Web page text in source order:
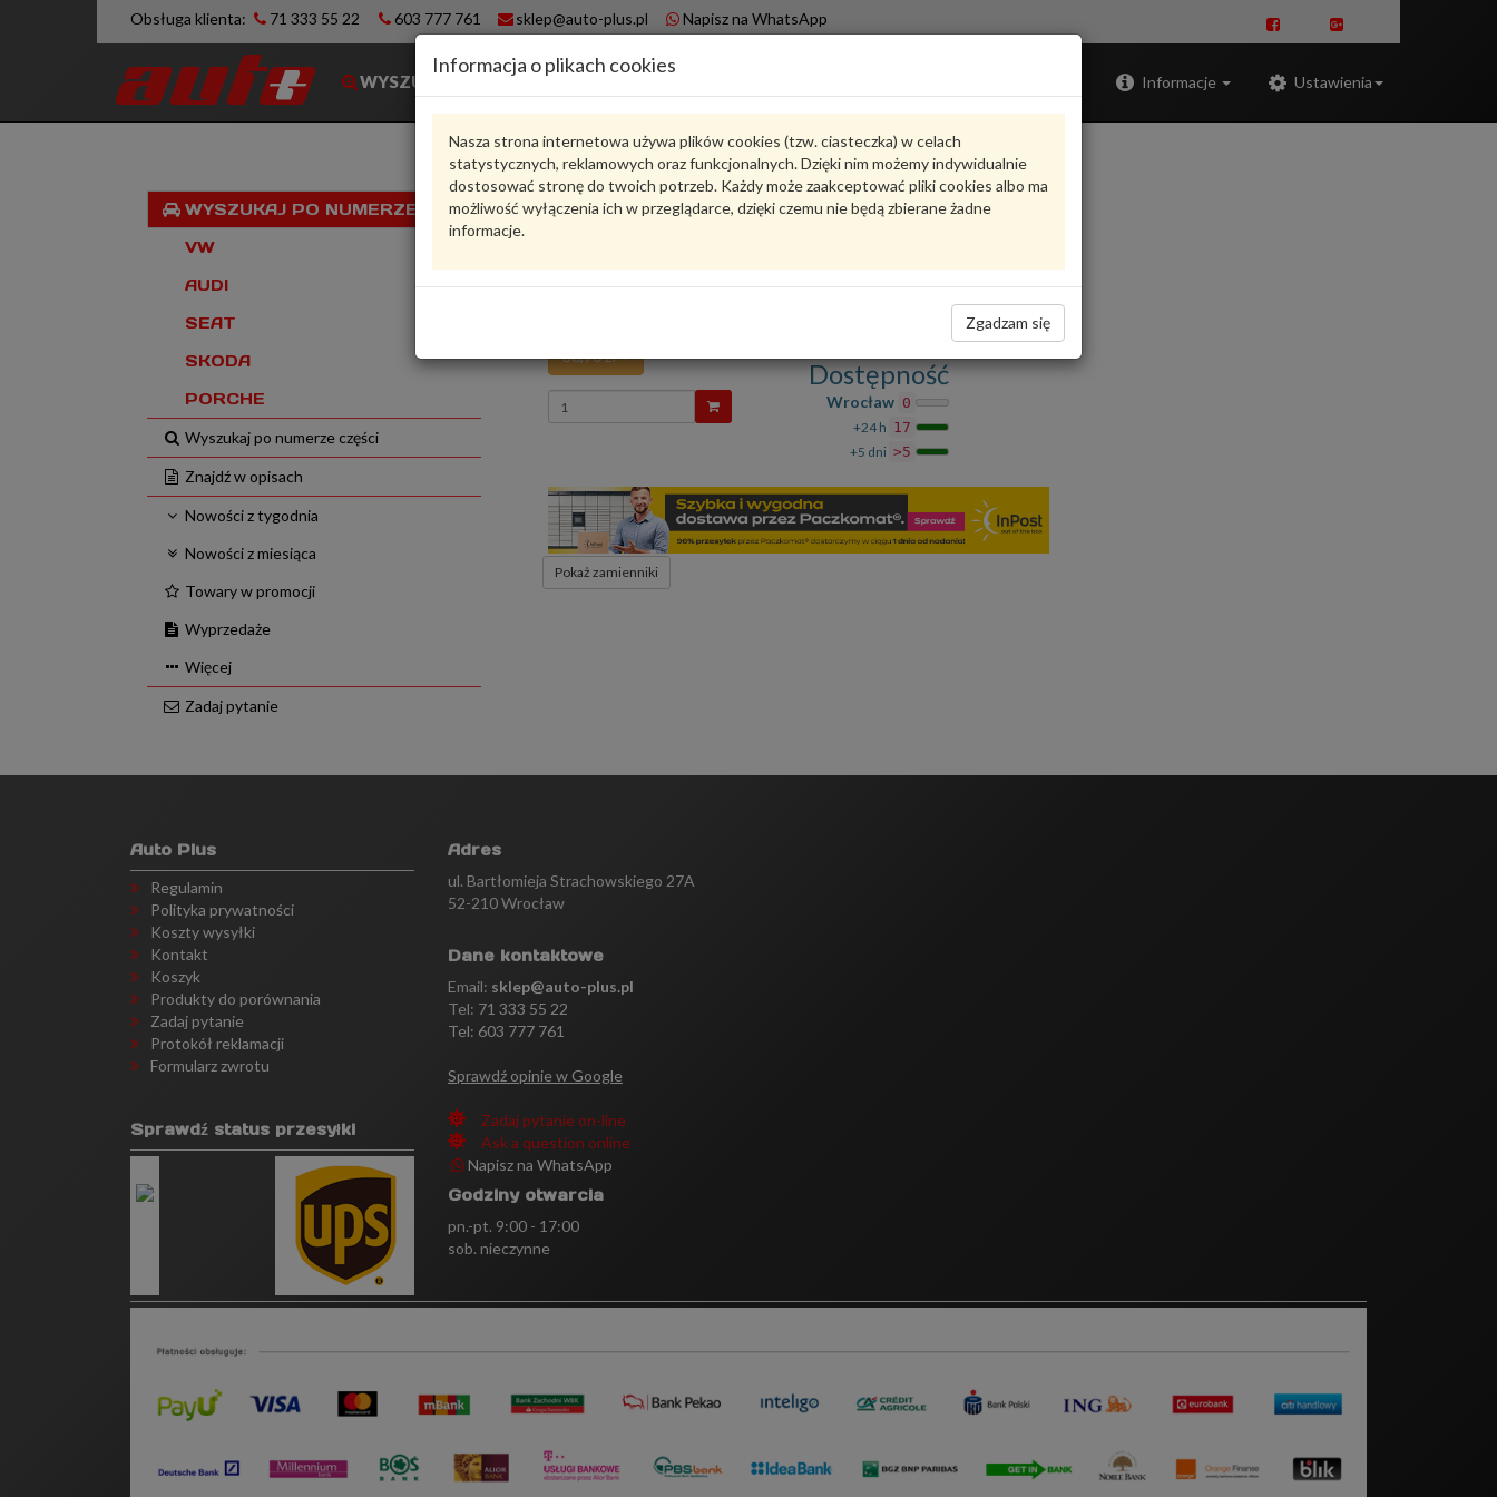
Obsługa klienta: 71 333 55 22 603 777 761 sklep@auto-plus.pl Napisz na WhatsApp
WYSZUKIWARKA Informacje Ustawienia
Informacja o plikach cookies
Nasza strona internetowa używa plików cookies (tzw. ciasteczka) w celach
statystycznych, reklamowych oraz funkcjonalnych. Dzięki nim możemy indywidualnie
dostosować stronę do twoich potrzeb. Każdy może zaakceptować pliki cookies albo ma
możliwość wyłączenia ich w przeglądarce, dzięki czemu nie będą zbierane żadne
informacje.
Zgadzam się
WYSZUKAJ PO NUMERZE VIN
VW
AUDI
SEAT
SKODA
PORCHE
Wyszukaj po numerze części
Znajdź w opisach
Nowości z tygodnia
Nowości z miesiąca
Towary w promocji
Wyprzedaże
Więcej
Zadaj pytanie
Karta produktu
VAG - produkt oryginalny VW AUDI SEAT SKODA
36,90 zł
Wprowadź
ilość
Dostępność
Wrocław 0
+24 h 17
+5 dni >5
Pokaż zamienniki
Auto Plus
Regulamin
Polityka prywatności
Koszty wysyłki
Kontakt
Koszyk
Produkty do porównania
Zadaj pytanie
Protokół reklamacji
Formularz zwrotu
Sprawdź status przesyłki
Adres
ul. Bartłomieja Strachowskiego 27A
52-210 Wrocław
Dane kontaktowe
Email: sklep@auto-plus.pl
Tel: 71 333 55 22
Tel: 603 777 761
Sprawdź opinie w Google
Zadaj pytanie on-line
Ask a question online
Napisz na WhatsApp
Godziny otwarcia
pn.-pt. 9:00 - 17:00
sob. nieczynne